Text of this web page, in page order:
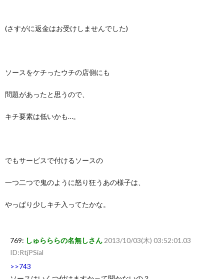
(さすがに返金はお受けしませんでした)
ソースをケチったウチの店側にも
問題があったと思うので、
キチ要素は低いかも…。
でもサービスで付けるソースの
一つ二つで鬼のように怒り狂うあの様子は、
やっぱり少しキチ入ってたかな。
769: しゅらららの名無しさん 2013/10/03(木) 03:52:01.03
ID:RtjPSial
>>743